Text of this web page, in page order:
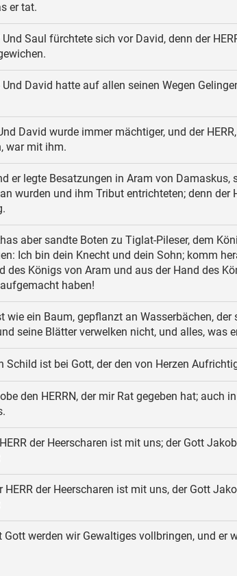
er tat.
Und Saul fürchtete sich vor David, denn der
Und David hatte auf allen seinen Wegen
David wurde immer mächtiger, und der
war mit ihm.
er legte Besatzungen in Aram von Damaskus,
wurden und ihm Tribut entrichteten; denn der
aber sandte Boten zu Tiglat-Pileser, dem
Ich bin dein Knecht und dein Sohn; komm
des Königs von Aram und aus der Hand des
haben!
wie ein Baum, gepflanzt an Wasserbächen, der
seine Blätter verwelken nicht, und alles, was
Schild ist bei Gott, der den von Herzen
den HERRN, der mir Rat gegeben hat; auch
der Heerscharen ist mit uns; der Gott
HERR der Heerscharen ist mit uns, der Gott
Gott werden wir Gewaltiges vollbringen, und er